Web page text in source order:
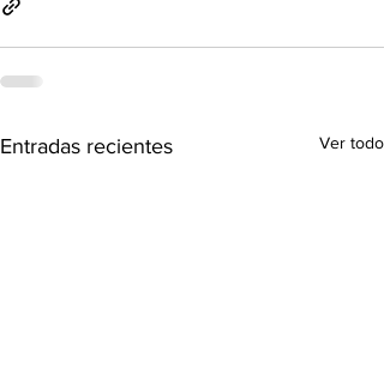
Entradas recientes Ver todo